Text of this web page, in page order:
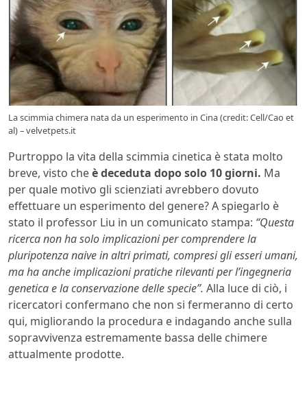
La scimmia chimera nata da un esperimento in Cina (credit: Cell/Cao et
al) – velvetpets.it
Purtroppo la vita della scimmia cinetica è stata molto
breve, visto cheè deceduta dopo solo 10 giorni. Ma
per quale motivo gli scienziati avrebbero dovuto
effettuare un esperimento del genere? A spiegarlo è
stato il professor Liu in un comunicato stampa: “Questa
ricerca non ha solo implicazioni per comprendere la
pluripotenza naive in altri primati, compresi gli esseri umani,
ma ha anche implicazioni pratiche rilevanti per l’ingegneria
genetica e la conservazione delle specie”. Alla luce di ciò, i
ricercatori confermano che non si fermeranno di certo
qui, migliorando la procedura e indagando anche sulla
sopravvivenza estremamente bassa delle chimere
attualmente prodotte.